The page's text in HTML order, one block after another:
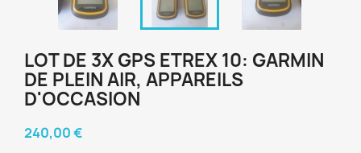
LOT DE 3X GPS ETREX 10: GARMIN
DE PLEIN AIR, APPAREILS
D'OCCASION
240,00 €